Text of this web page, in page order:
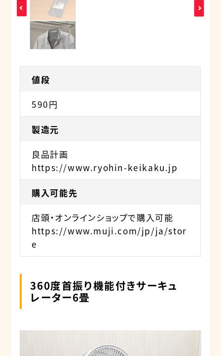
値段
590円
製造元
良品計画
https://www.ryohin-keikaku.jp
購入可能先
店頭・オンラインショップで購入可能
https://www.muji.com/jp/ja/stor
e
360度首振り機能付きサーキュ
レーター6畳